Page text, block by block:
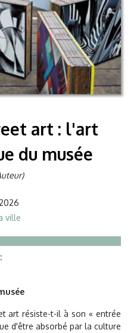
art : l'art
du musée
ville
art résiste-t-il à son « entrée
d'être absorbé par la culture